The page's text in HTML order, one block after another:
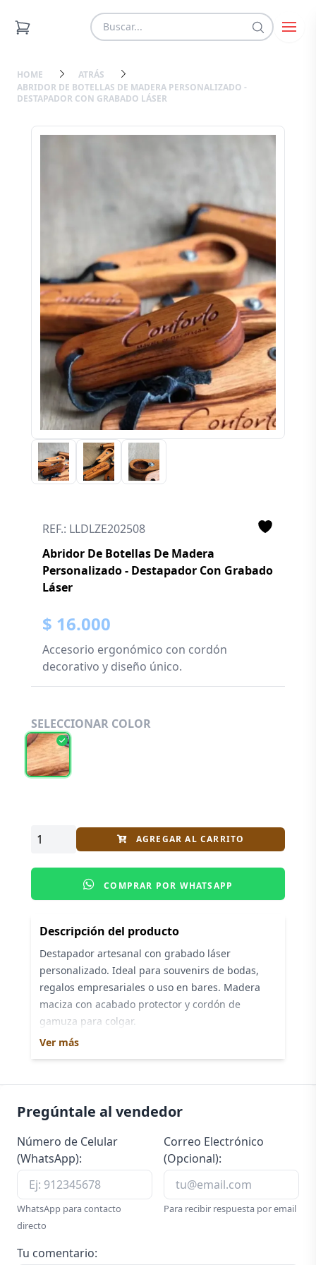
HOME
ATRÁS
ABRIDOR DE BOTELLAS DE MADERA PERSONALIZADO -
DESTAPADOR CON GRABADO LÁSER
REF.: LLDLZE202508
Abridor De Botellas De Madera
Personalizado - Destapador Con Grabado
Láser
$ 16.000
Accesorio ergonómico con cordón
decorativo y diseño único.
SELECCIONAR COLOR
AGREGAR AL CARRITO
COMPRAR POR WHATSAPP
Descripción del producto
Destapador artesanal con grabado láser
personalizado. Ideal para souvenirs de bodas,
regalos empresariales o uso en bares. Madera
maciza con acabado protector y cordón de
gamuza para colgar.
Ver más
Pregúntale al vendedor
Número de Celular
(WhatsApp):
WhatsApp para contacto
directo
Correo Electrónico
(Opcional):
Para recibir respuesta por email
Tu comentario: